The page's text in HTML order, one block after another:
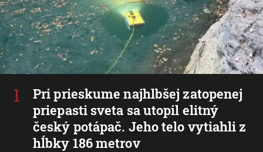
Pri prieskume najhlbšej zatopenej
priepasti sveta sa utopil elitný
český potápač. Jeho telo vytiahli z
hĺbky 186 metrov